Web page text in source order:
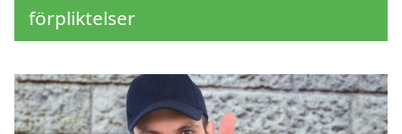
förpliktelser